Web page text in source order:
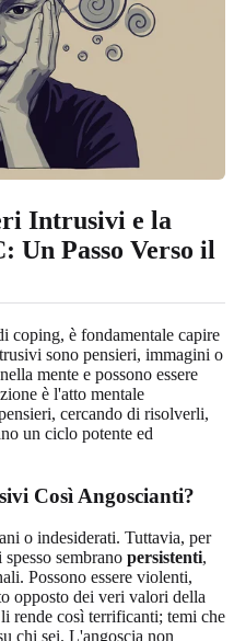
Intrusivi e la
Un Passo Verso il
coping, è fondamentale capire
sono pensieri, immagini o
mente e possono essere
è l'atto mentale
cercando di risolverli,
un ciclo potente ed
Così Angoscianti?
o indesiderati. Tuttavia, per
sembrano persistenti,
Possono essere violenti,
opposto dei veri valori della
rende così terrificanti; temi che
chi sei. L'angoscia non